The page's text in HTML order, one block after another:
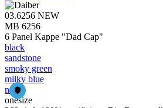
03.6256 NEW
MB 6256
6 Panel Kappe "Dad Cap"
black
sandstone
smoky green
milky blue
navy
onesize